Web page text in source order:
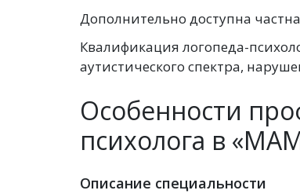
Дополнительно доступна
Квалификация логопеда-
аутистического спектра,
Особенности
психолога в
Описание специальности